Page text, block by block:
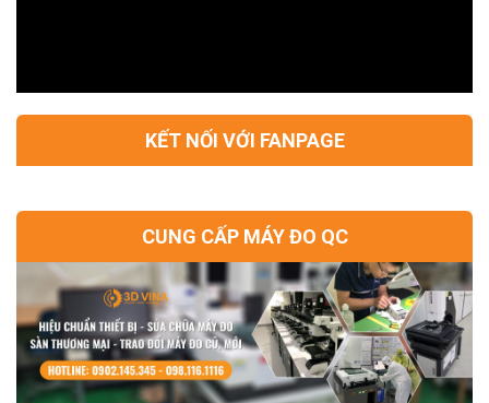
KẾT NỐI VỚI FANPAGE
CUNG CẤP MÁY ĐO QC